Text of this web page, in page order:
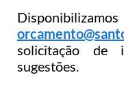
solicitação de
sugestões.